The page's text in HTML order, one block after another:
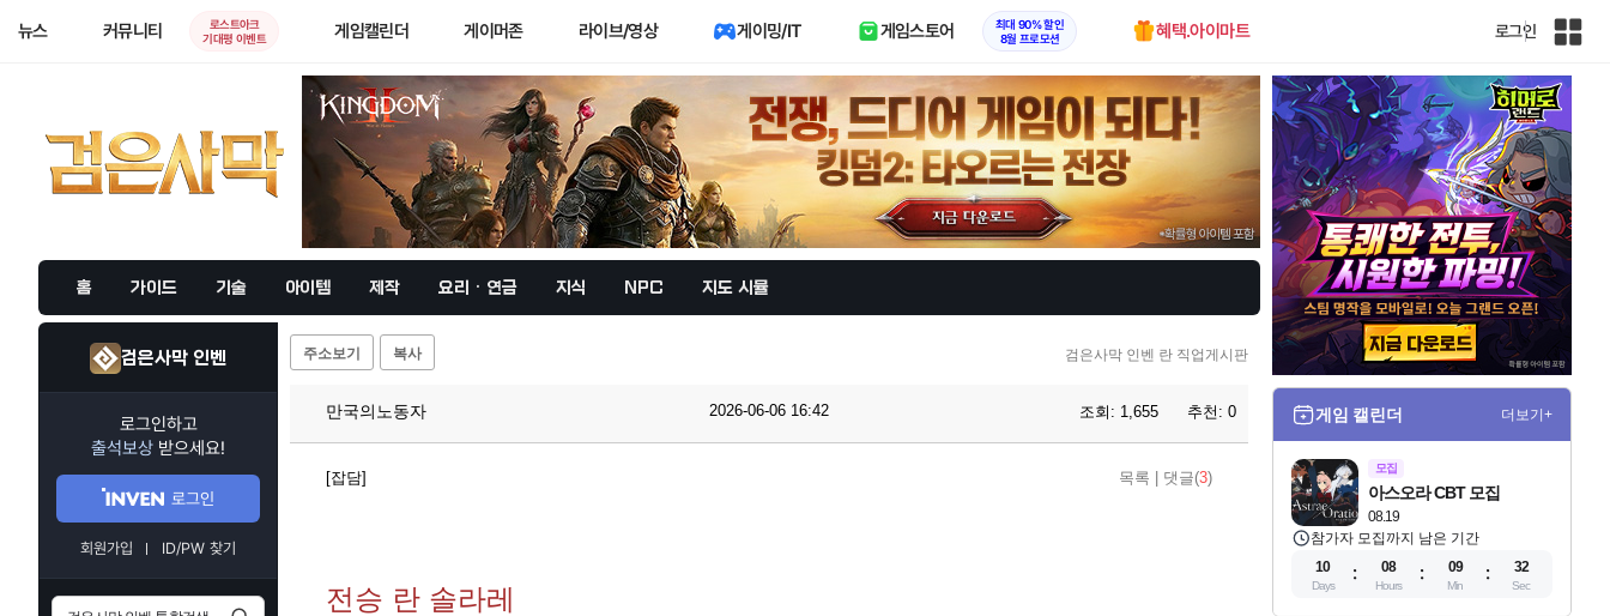
뉴스 커뮤니티
로스트아크
기대평 이벤트
게임캘린더 게이머존 라이브/영상 게이밍/IT 게임스토어
최대 90% 할인
8월 프로모션
혜택.아이마트 로그인
인
전
이
트
맵
홈 가이드 기술 아이템 제작 요리 · 연금 지식 NPC 지도 시뮬
검은사막 인벤
로그인하고
출석보상 받으세요!
로그인
회원가입 ID/PW 찾기
주소보기 복사 검은사막 인벤 란 직업게시판
만국의노동자 2026-06-06 16:42 조회: 1,655 추천: 0
[잡담] 목록 댓글(3)
전승 란 솔라레
게임 캘린더 더보기+
모집
08.19
아스오라 CBT 모집
참가자 모집까지 남은 기간
10
Days
08
Hours
09
Min
31
Sec